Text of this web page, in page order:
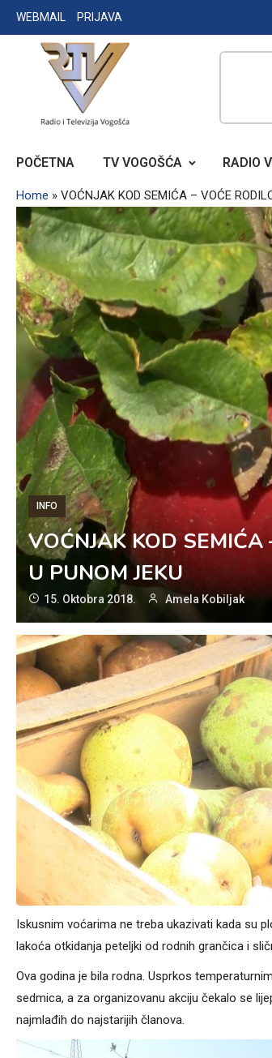
Skip
to
WEBMAIL PRIJAVA
RADIO TELEVIZIJA VOGOŠĆA
POČETNA TV VOGOŠĆA RADIO
Home » VOĆNJAK KOD SEMIĆA – VOĆE
INFO
VOĆNJAK KOD
U PUNOM JEKU
15. Oktobra 2018. Amela Kobiljak
Iskusnim voćarima ne treba ukazivati kada su
lakoća otkidanja peteljki od rodnih grančica i
Ova godina je bila rodna. Usprkos
sedmica, a za organizovanu akciju čekalo se
najmlađih do najstarijih članova.